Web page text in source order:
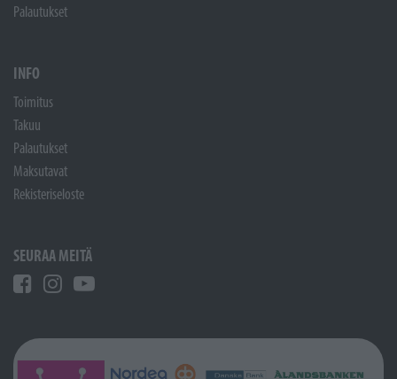
Palautukset
INFO
Toimitus
Takuu
Palautukset
Maksutavat
Rekisteriseloste
SEURAA MEITÄ